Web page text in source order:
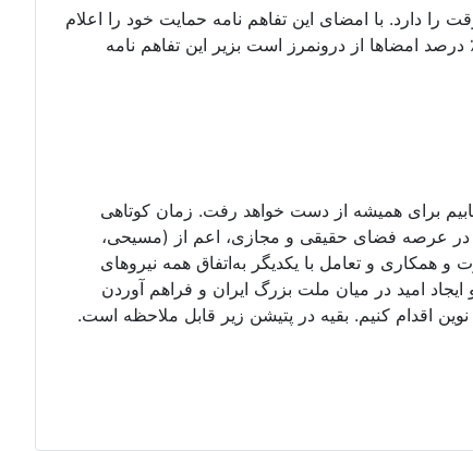
را دارد. با امضای این تفاهم نامه حمایت خود را اعلام
امضای شما میتواند با اسم مستعار نیز باشد. بداخل پتیشین بروید و درخواستنامه را امضا کنید. تا کنون۶۷۲ امضا که دستکم ۹۰٪ درصد امضاها از درونمرز است بزیر این تفاهم نامه
برای همیشه از دست خواهد رفت. زمان کوتاهی
در عرصه فضای حقیقی و مجازی، اعم از (مسیحی،
و همکاری و تعامل با یکدیگر به‌اتفاق همه نیروهای
امید در میان ملت بزرگ ایران و فراهم آوردن
اقدام کنیم. بقیه در پتیشن زیر قابل ملاحظه است.